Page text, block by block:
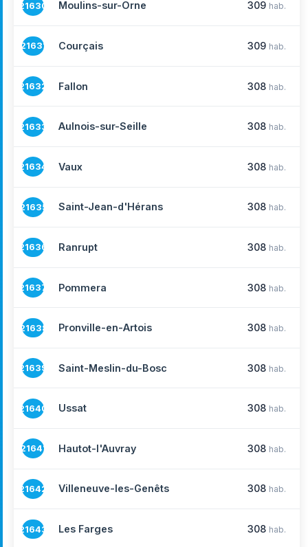
21630 Moulins-sur-Orne 309 hab.
21631 Courçais 309 hab.
21632 Fallon 308 hab.
21633 Aulnois-sur-Seille 308 hab.
21634 Vaux 308 hab.
21635 Saint-Jean-d'Hérans 308 hab.
21636 Ranrupt 308 hab.
21637 Pommera 308 hab.
21638 Pronville-en-Artois 308 hab.
21639 Saint-Meslin-du-Bosc 308 hab.
21640 Ussat 308 hab.
21641 Hautot-l'Auvray 308 hab.
21642 Villeneuve-les-Genêts 308 hab.
21643 Les Farges 308 hab.